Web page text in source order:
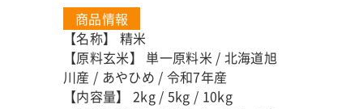
商品情報
【名称】 精米
【原料玄米】 単一原料米 / 北海道旭
川産 / あやひめ / 令和7年産
【内容量】 2kg / 5kg / 10kg​